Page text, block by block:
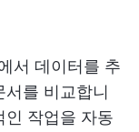
서 데이터를 추
를 비교합니
인 작업을 자동